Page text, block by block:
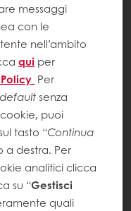
messaggi
con le
nell’ambito
qui per
Per
defaultsenza
puoi
tasto “Continua
a destra. Per
analitici clicca
su “Gestisci
quali